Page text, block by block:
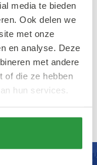
media te bieden
Ook delen we
met onze
en analyse. Deze
met andere
of die ze hebben
hun services.
10:00-